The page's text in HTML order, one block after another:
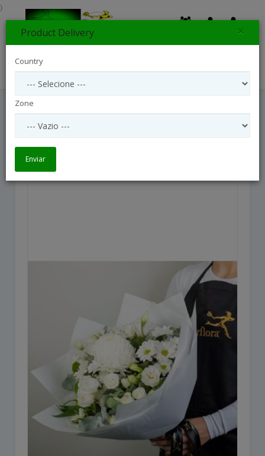
Neutral Florist Choice Bouquet
}
Product Delivery ×
Country
Zone
Enviar